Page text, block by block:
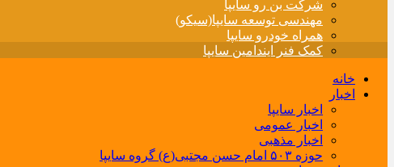
شرکت بن رو سایپا
مهندسی توسعه سایپا(سیکو)
همراه خودرو سایپا
کمک فنر ایندامین سایپا
خانه
اخبار
اخبار سایپا
اخبار عمومی
اخبار مذهبی
حوزه ۵۰۳ امام حسن مجتبی(ع) گروه سایپا